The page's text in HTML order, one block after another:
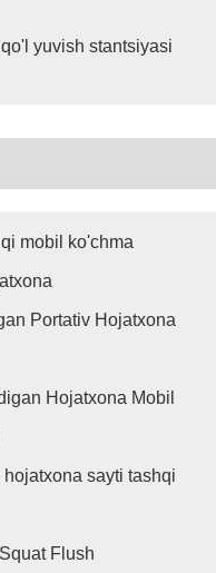
yuvish stantsiyasi
mobil ko'chma
Portativ Hojatxona
Hojatxona Mobil
sayti tashqi
Flush